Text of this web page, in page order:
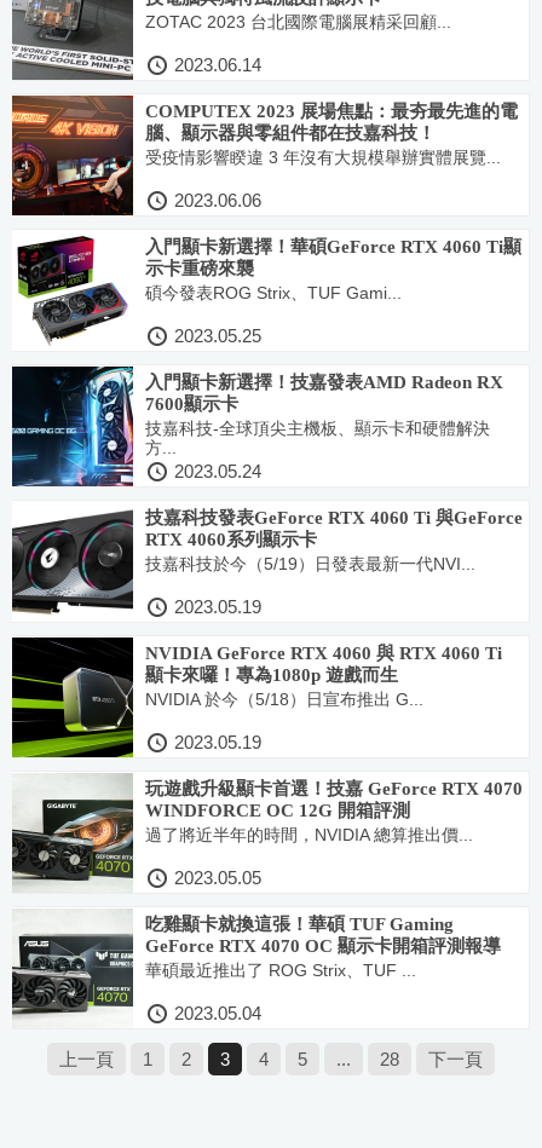
ZOTAC 2023 台北國際電腦展精采回顧...
2023.06.14
COMPUTEX 2023 展場焦點：最夯最先進的電
腦、顯示器與零組件都在技嘉科技！
受疫情影響睽違 3 年沒有大規模舉辦實體展覽...
2023.06.06
入門顯卡新選擇！華碩GeForce RTX 4060 Ti顯
示卡重磅來襲
碩今發表ROG Strix、TUF Gami...
2023.05.25
入門顯卡新選擇！技嘉發表AMD Radeon RX
7600顯示卡
技嘉科技-全球頂尖主機板、顯示卡和硬體解決
方...
2023.05.24
技嘉科技發表GeForce RTX 4060 Ti 與GeForce
RTX 4060系列顯示卡
技嘉科技於今（5/19）日發表最新一代NVI...
2023.05.19
NVIDIA GeForce RTX 4060 與 RTX 4060 Ti
顯卡來囉！專為1080p 遊戲而生
NVIDIA 於今（5/18）日宣布推出 G...
2023.05.19
玩遊戲升級顯卡首選！技嘉 GeForce RTX 4070
WINDFORCE OC 12G 開箱評測
過了將近半年的時間，NVIDIA 總算推出價...
2023.05.05
吃雞顯卡就換這張！華碩 TUF Gaming
GeForce RTX 4070 OC 顯示卡開箱評測報導
華碩最近推出了 ROG Strix、TUF ...
2023.05.04
上一頁 1 2 3 4 5 ... 28 下一頁